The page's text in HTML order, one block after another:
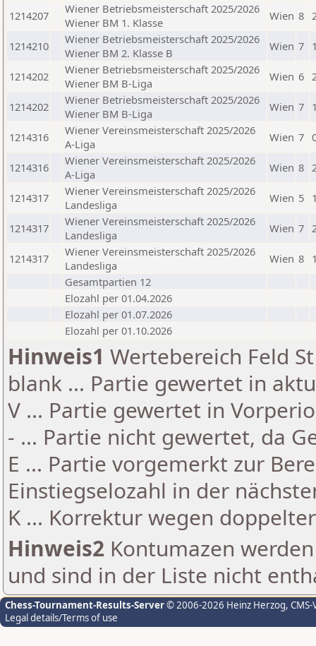
1214207
Wiener Betriebsmeisterschaft 2025/2026
Wiener BM 1. Klasse
Wien 8
1214210
Wiener Betriebsmeisterschaft 2025/2026
Wiener BM 2. Klasse B
Wien 7
1214202
Wiener Betriebsmeisterschaft 2025/2026
Wiener BM B-Liga
Wien 6
1214202
Wiener Betriebsmeisterschaft 2025/2026
Wiener BM B-Liga
Wien 7
1214316
Wiener Vereinsmeisterschaft 2025/2026
A-Liga
Wien 7
1214316
Wiener Vereinsmeisterschaft 2025/2026
A-Liga
Wien 8
1214317
Wiener Vereinsmeisterschaft 2025/2026
Landesliga
Wien 5
1214317
Wiener Vereinsmeisterschaft 2025/2026
Landesliga
Wien 7
1214317
Wiener Vereinsmeisterschaft 2025/2026
Landesliga
Wien 8
Gesamtpartien 12
Elozahl per 01.04.2026
Elozahl per 01.07.2026
Elozahl per 01.10.2026
Hinweis1 Wertebereich Feld
blank ... Partie gewertet in
V ... Partie gewertet in
- ... Partie nicht gewertet, da
E ... Partie vorgemerkt zur
Einstiegselozahl in der
K ... Korrektur wegen
Hinweis2 Kontumazen
und sind in der Liste nicht
Chess-Tournament-Results-Server© 2006-2026 Heinz Herzog,
Legal details/Terms of use